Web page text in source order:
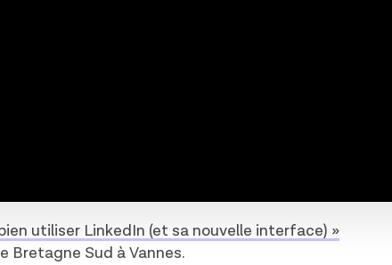
utiliser LinkedIn (et sa nouvelle interface) »
Bretagne Sud à Vannes.